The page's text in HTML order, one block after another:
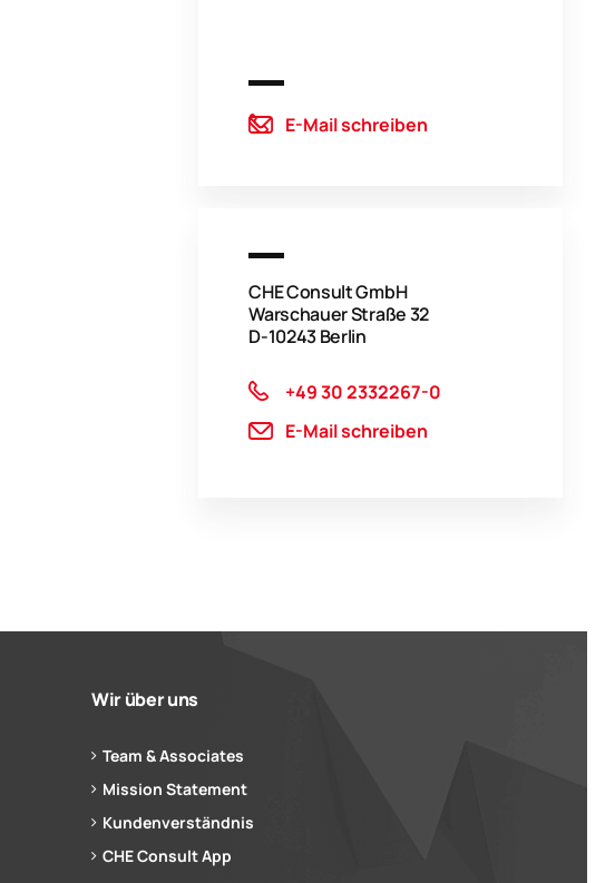
E-Mail schreiben
CHE Consult GmbH
Warschauer Straße 32
D-10243 Berlin
+49 30 2332267-0
E-Mail schreiben
Wir über uns
Team & Associates
Mission Statement
Kundenverständnis
CHE Consult App